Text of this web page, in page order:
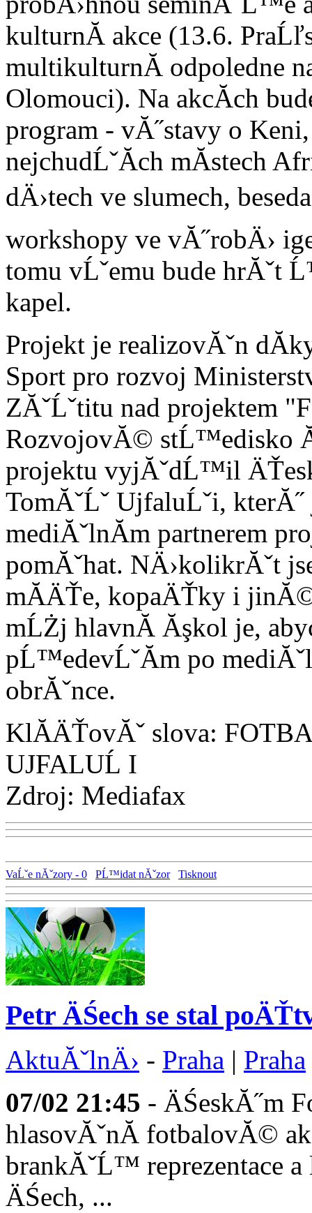
kulturnĂ­ akce (13.6.
multikulturnĂ­ odpoledne
Olomouci). Na akcĂ­ch
program - vĂ˝stavy o
nejchudĹˇĂ­ch mĂ­stech
dÄ›tech ve slumech,
workshopy ve vĂ˝robÄ›
tomu vĹˇemu bude hrĂˇt
kapel.
Projekt je realizovĂˇn
Sport pro rozvoj
ZĂˇĹˇtitu nad projektem
RozvojovĂ© stĹ™edisko
projektu vyjĂˇdĹ™il
TomĂˇĹˇ UjfaluĹˇi,
mediĂˇlnĂ­m partnerem
pomĂˇhat. NÄ›kolikrĂˇt
mĂ­ÄŤe, kopaÄŤky i
mĹŻj hlavnĂ­ Ăşkol je,
pĹ™edevĹˇĂ­m po
obrĂˇnce.
KlĂ­ÄŤovĂˇ slova:
UJFALUĹ I
Zdroj: Mediafax
VaĹˇe nĂˇzory - 0 PĹ™idat nĂˇzor Tisknout
Petr ÄŚech se stal
AktuĂˇlnÄ› - Praha | Praha
07/02 21:45 - ÄŚeskĂ˝m
hlasovĂˇnĂ­ fotbalovĂ©
brankĂˇĹ™ reprezentace
ÄŚech, ...